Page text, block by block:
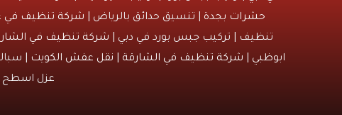
حشرات بجدة | تنسيق حدائق بالرياض | شركة تنظيف في
تنظيف | تركيب جبس بورد في دبي | شركة تنظيف في
ابوظبي
شركة تنظيف في الشارقة نقل عفش الكويت |
عزل اسطح |